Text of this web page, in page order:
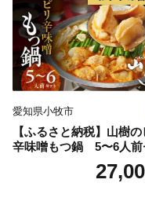
愛知県小牧市
【ふるさと納税】山樹の
辛味噌もつ鍋 5〜6人前
ト 山樹 国産 牛もつ ホル
モツ オンライン飲み会